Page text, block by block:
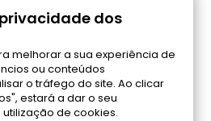
a fazer uma avaliação
dos
melhorar a sua experiência de
ou conteúdos
o tráfego do site. Ao clicar
estará a dar o seu
de cookies.